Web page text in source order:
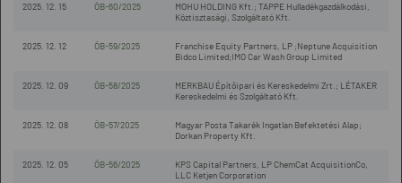
2025. 12. 15 ÖB-60/2025
MOHU HOLDING Kft.; TAPPE Hulladékgazdálkodási,
Köztisztasági, Szolgáltató Kft.
2025. 12. 12 ÖB-59/2025
Franchise Equity Partners, LP ;Neptune Acquisition
Bidco Limited;IMO Car Wash Group Limited
2025. 12. 09 ÖB-58/2025
MERKBAU Építőipari és Kereskedelmi Zrt.; LÉTAKER
Kereskedelmi és Szolgáltató Kft.
2025. 12. 08 ÖB-57/2025
Magyar Posta Takarék Ingatlan Befektetési Alap;
Dorkan Property Kft.
2025. 12. 05 ÖB-56/2025
KPS Capital Partners, LP ChemCat AcquisitionCo,
LLC Ketjen Corporation